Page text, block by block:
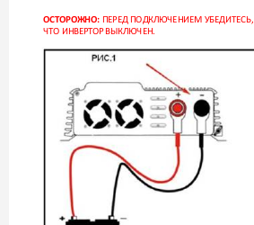
ОСТОРОЖНО: ПЕРЕД ПОДКЛЮЧЕНИЕМ УБЕДИТЕСЬ,
ЧТО ИНВЕРТОР ВЫКЛЮЧЕН.